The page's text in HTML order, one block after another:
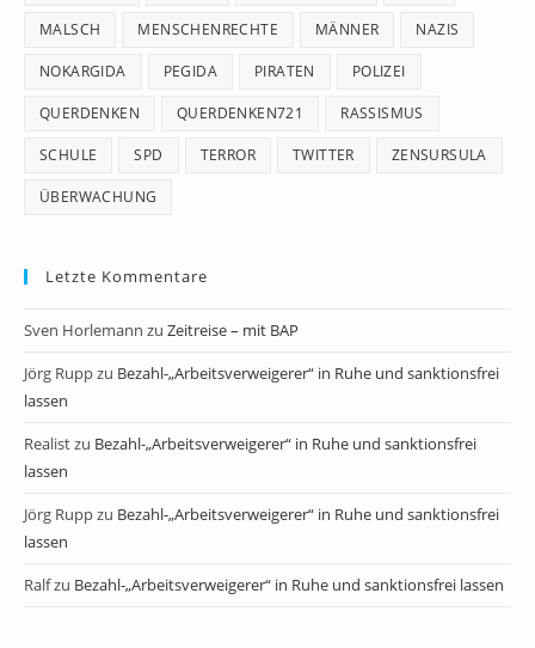
MALSCH MENSCHENRECHTE MÄNNER NAZIS
NOKARGIDA PEGIDA PIRATEN POLIZEI
QUERDENKEN QUERDENKEN721 RASSISMUS
SCHULE SPD TERROR TWITTER ZENSURSULA
ÜBERWACHUNG
Letzte Kommentare
Sven Horlemann zu Zeitreise – mit BAP
Jörg Ruppzu Bezahl-„Arbeitsverweigerer“ in Ruhe und sanktionsfrei
lassen
Realistzu Bezahl-„Arbeitsverweigerer“ in Ruhe und sanktionsfrei
lassen
Jörg Ruppzu Bezahl-„Arbeitsverweigerer“ in Ruhe und sanktionsfrei
lassen
Ralfzu Bezahl-„Arbeitsverweigerer“ in Ruhe und sanktionsfrei lassen